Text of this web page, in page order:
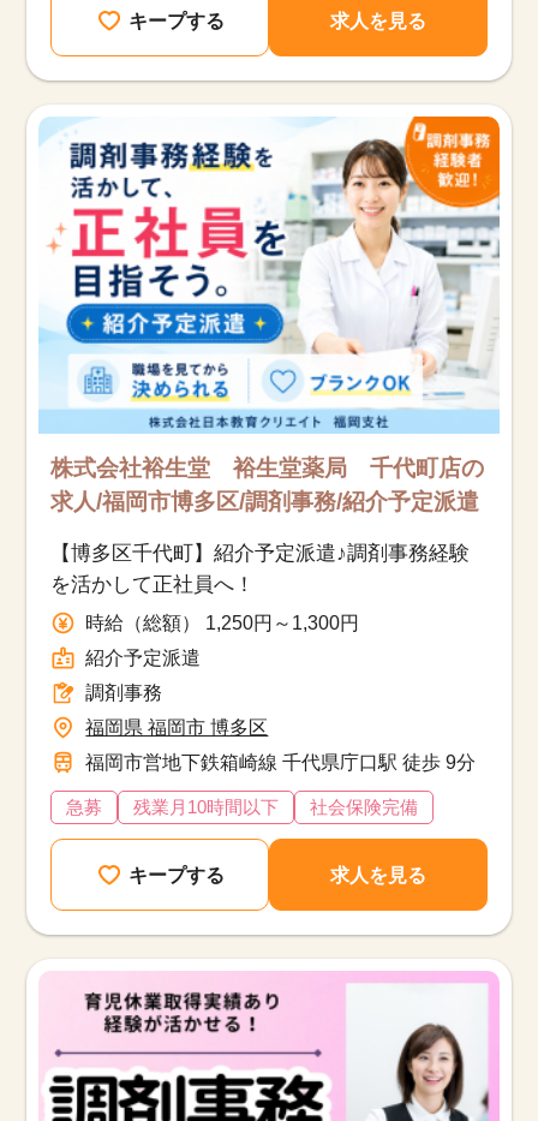
キープする 求人を見る
株式会社裕生堂 裕生堂薬局 千代町店の
求人/福岡市博多区/調剤事務/紹介予定派遣
【博多区千代町】紹介予定派遣♪調剤事務経験
を活かして正社員へ！
時給（総額） 1,250円～1,300円
紹介予定派遣
調剤事務
福岡県 福岡市 博多区
福岡市営地下鉄箱崎線 千代県庁口駅 徒歩 9分
急募 残業月10時間以下 社会保険完備
キープする 求人を見る